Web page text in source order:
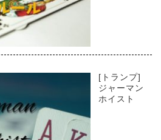
[トランプ]
ジャーマン
ホイスト